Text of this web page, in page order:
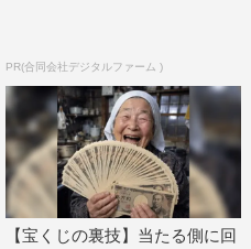
番組情報
『月ともぐら』
テレビ東京
毎週木曜 深夜3時05分～
MC：モグライダー
PR(合同会社デジタルファーム )
【宝くじの裏技】当たる側に回